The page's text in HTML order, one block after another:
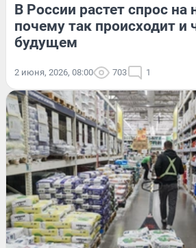
В России растет спрос на
почему так происходит и
будущем
2 июня, 2026, 08:00 703 1